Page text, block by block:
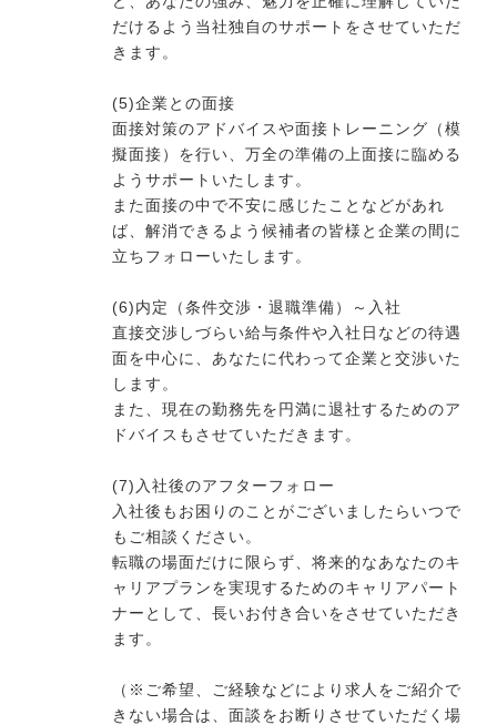
だけるよう当社独自のサポートをさせていただ
きます。
(5)企業との面接
面接対策のアドバイスや面接トレーニング（模
擬面接）を行い、万全の準備の上面接に臨める
ようサポートいたします。
また面接の中で不安に感じたことなどがあれ
ば、解消できるよう候補者の皆様と企業の間に
立ちフォローいたします。
(6)内定（条件交渉・退職準備）～入社
直接交渉しづらい給与条件や入社日などの待遇
面を中心に、あなたに代わって企業と交渉いた
します。
また、現在の勤務先を円満に退社するためのア
ドバイスもさせていただきます。
(7)入社後のアフターフォロー
入社後もお困りのことがございましたらいつで
もご相談ください。
転職の場面だけに限らず、将来的なあなたのキ
ャリアプランを実現するためのキャリアパート
ナーとして、長いお付き合いをさせていただき
ます。
（※ご希望、ご経験などにより求人をご紹介で
きない場合は、面談をお断りさせていただく場